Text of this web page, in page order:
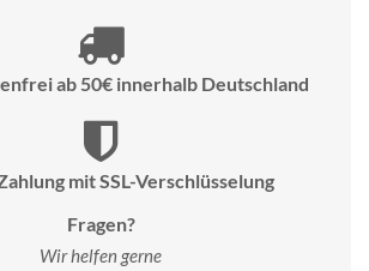
ab 50€ innerhalb Deutschland
mit SSL-Verschlüsselung
Fragen?
Wir helfen gerne